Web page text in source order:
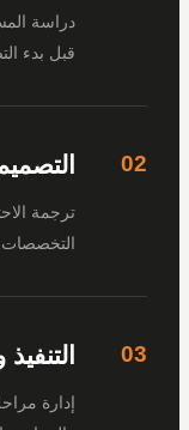
دراسة المساحة
قبل بدء التصميم.
التصميم
ترجمة الاحتياجات
التخصصات.
التنفيذ
إدارة مراحل